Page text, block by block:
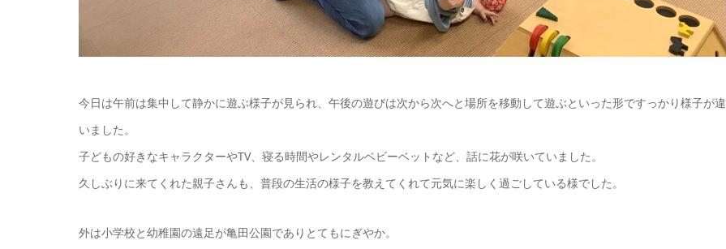
今日は午前は集中して静かに遊ぶ様子が見られ、午後の遊びは次から次へと場所を移動して遊ぶといった形ですっかり様子が違
いました。
子どもの好きなキャラクターやTV、寝る時間やレンタルベビーベットなど、話に花が咲いていました。
久しぶりに来てくれた親子さんも、普段の生活の様子を教えてくれて元気に楽しく過ごしている様でした。
外は小学校と幼稚園の遠足が亀田公園でありとてもにぎやか。